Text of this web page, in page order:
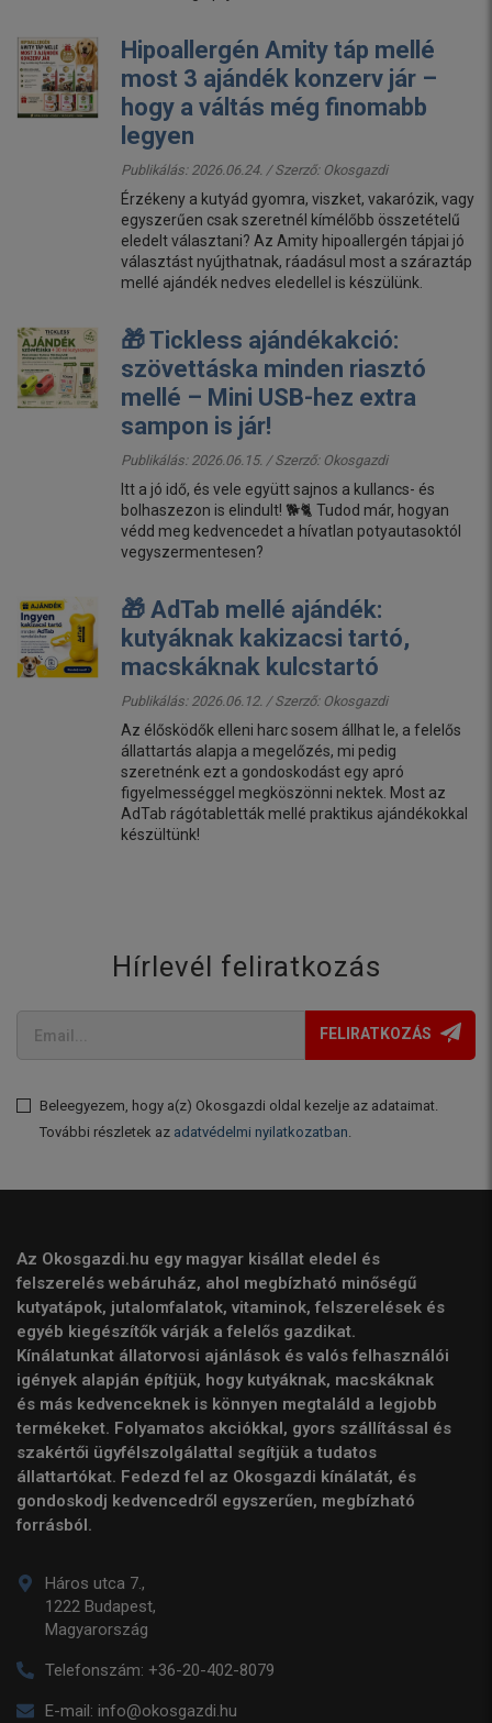
Hipoallergén Amity táp mellé
most 3 ajándék konzerv jár –
hogy a váltás még finomabb
legyen
Publikálás: 2026.06.24. / Szerző: Okosgazdi
Érzékeny a kutyád gyomra, viszket, vakarózik, vagy
egyszerűen csak szeretnél kímélőbb összetételű
eledelt választani? Az Amity hipoallergén tápjai jó
választást nyújthatnak, ráadásul most a száraztáp
mellé ajándék nedves eledellel is készülünk.
🎁 Tickless ajándékakció:
szövettáska minden riasztó
mellé – Mini USB-hez extra
sampon is jár!
Publikálás: 2026.06.15. / Szerző: Okosgazdi
Itt a jó idő, és vele együtt sajnos a kullancs- és
bolhaszezon is elindult! 🐕🐈 Tudod már, hogyan
védd meg kedvencedet a hívatlan potyautasoktól
vegyszermentesen?
🎁 AdTab mellé ajándék:
kutyáknak kakizacsi tartó,
macskáknak kulcstartó
Publikálás: 2026.06.12. / Szerző: Okosgazdi
Az élősködők elleni harc sosem állhat le, a felelős
állattartás alapja a megelőzés, mi pedig
szeretnénk ezt a gondoskodást egy apró
figyelmességgel megköszönni nektek. Most az
AdTab rágótabletták mellé praktikus ajándékokkal
készültünk!
Hírlevél feliratkozás
FELIRATKOZÁS
Beleegyezem, hogy a(z) Okosgazdi oldal kezelje az adataimat.
További részletek az adatvédelmi nyilatkozatban.
Az Okosgazdi.hu egy magyar kisállat eledel és
felszerelés webáruház, ahol megbízható minőségű
kutyatápok, jutalomfalatok, vitaminok, felszerelések és
egyéb kiegészítők várják a felelős gazdikat.
Kínálatunkat állatorvosi ajánlások és valós felhasználói
igények alapján építjük, hogy kutyáknak, macskáknak
és más kedvenceknek is könnyen megtaláld a legjobb
termékeket. Folyamatos akciókkal, gyors szállítással és
szakértői ügyfélszolgálattal segítjük a tudatos
állattartókat. Fedezd fel az Okosgazdi kínálatát, és
gondoskodj kedvencedről egyszerűen, megbízható
forrásból.
Háros utca 7.,
1222 Budapest,
Magyarország
Telefonszám: +36-20-402-8079
E-mail: info@okosgazdi.hu